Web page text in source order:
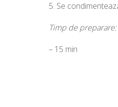
5. Se
Timp de preparare:
– 15 min